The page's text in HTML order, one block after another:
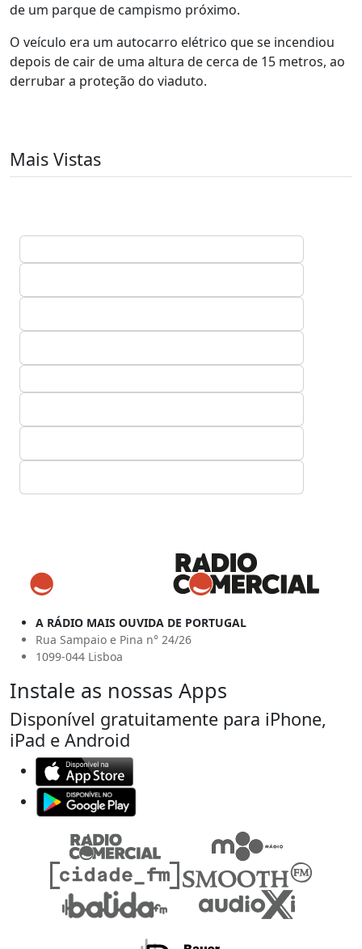
de um parque de campismo próximo.
O veículo era um autocarro elétrico que se incendiou
depois de cair de uma altura de cerca de 15 metros, ao
derrubar a proteção do viaduto.
Mais Vistas
A RÁDIO MAIS OUVIDA DE PORTUGAL
Rua Sampaio e Pina n° 24/26
1099-044 Lisboa
Instale as nossas Apps
Disponível gratuitamente para iPhone,
iPad e Android